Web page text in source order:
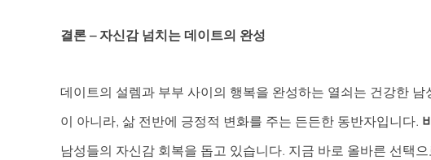
결론 – 자신감 넘치는 데이트의 완성
데이트의 설렘과 부부 사이의 행복을 완성하는 열쇠는 건강한
이 아니라, 삶 전반에 긍정적 변화를 주는 든든한 동반자입니다.
남성들의 자신감 회복을 돕고 있습니다. 지금 바로 올바른 선택